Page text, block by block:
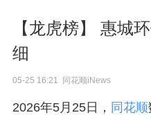
【龙虎榜】 惠城
细
05-25 16:21 同花顺iNews
2026年5月25日， 同花顺